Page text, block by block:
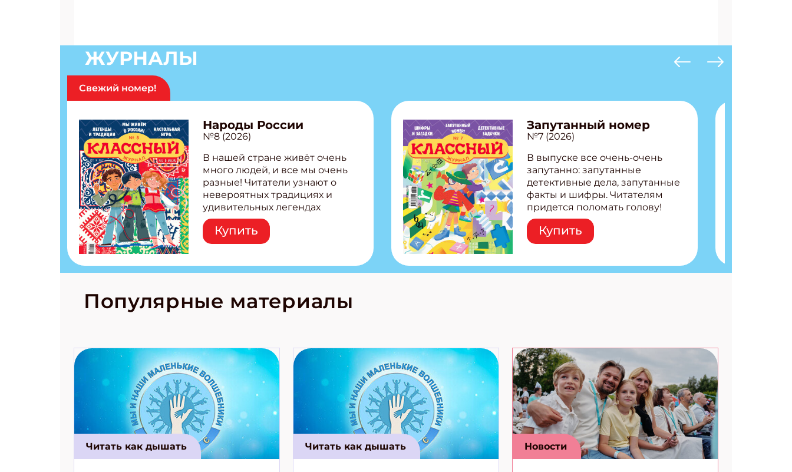
ЖУРНАЛЫ
Свежий номер!
Народы России
№8 (2026)
В нашей стране живёт очень
много людей, и все мы очень
разные! Читатели узнают о
невероятных традициях и
удивительных легендах
народов России! Внутри:
Легенды татар, башкир и
бурятов Настольная игра
странные слова Традиционные
космические приключения!
Купить
Запутанный номер
№7 (2026)
В выпуске все очень-очень
запутанно: запутанные
детективные дела, запутанные
факты и шифры. Читателям
придется поломать голову!
Внутри: Шифры и
расшифровки Плетем
запутанные поделки
Ищем коды 3 комикса
Купить
Популярные материалы
Читать как дышать Читать как дышать Новости